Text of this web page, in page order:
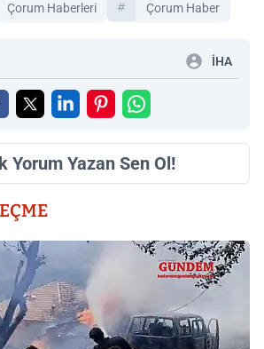
Çorum Haberleri Çorum Haber
İHA
Yorum Yazan Sen Ol!